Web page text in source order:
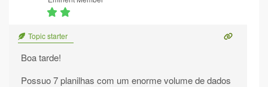
Topic starter
Boa tarde!
Possuo 7 planilhas com um enorme volume de dados